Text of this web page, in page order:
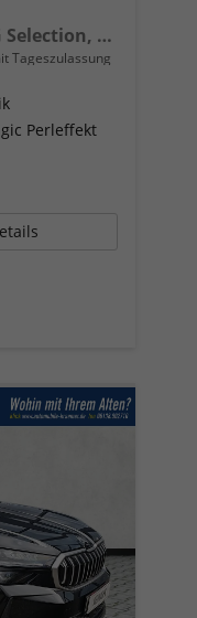
1.5 TSI mHEV 110 kW Selection DSG Selection, AHK, Navi, Side, Kamera, Winter, 4 J.- Garantie
Tageszulassung
Perleffekt